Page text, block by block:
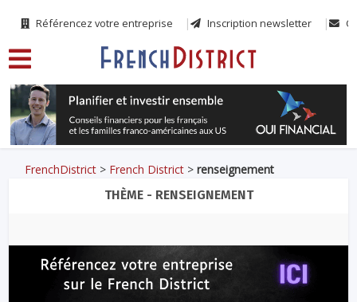
Référencez votre entreprise Inscription newsletter
FrenchDistrict > French District >renseignement
THÈME - RENSEIGNEMENT